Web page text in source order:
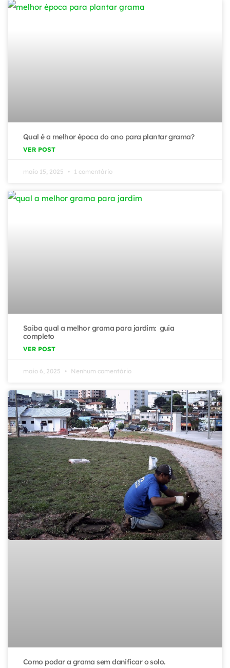
Qual é a melhor época do ano para plantar grama?
VER POST
maio 15, 2025 1 comentário
Saiba qual a melhor grama para jardim: guia
completo
VER POST
maio 6, 2025 Nenhum comentário
Como podar a grama sem danificar o solo.